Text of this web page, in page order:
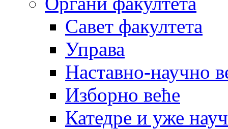
Савет факултета
Управа
Наставно-научно
Изборно веће
Катедре и уже